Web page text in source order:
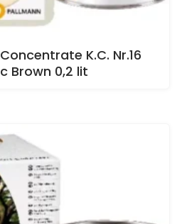
K.C. Nr.16
Brown 0,2 lit